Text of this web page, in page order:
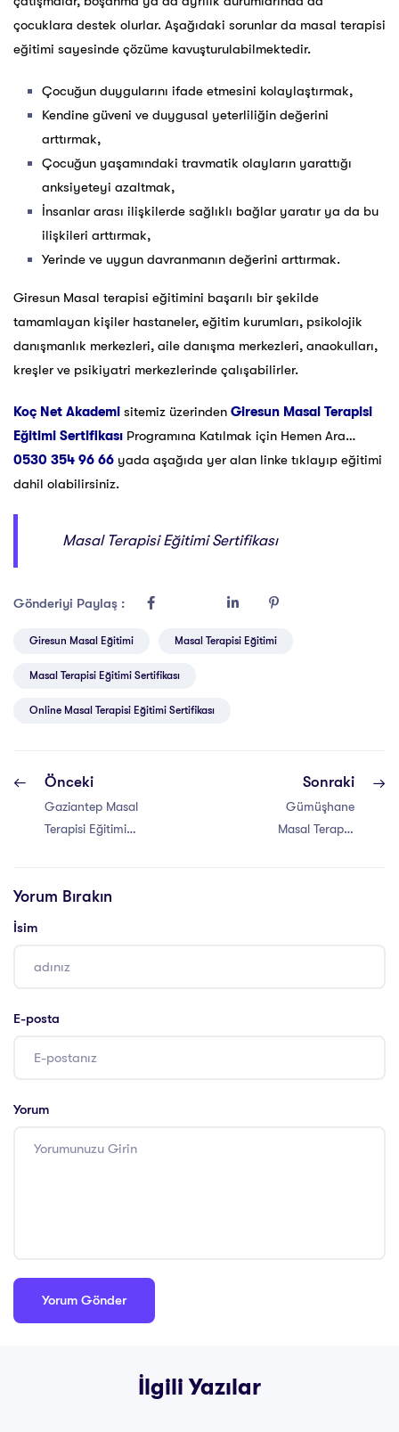
çocuklara destek olurlar. Aşağıdaki sorunlar da masal terapisi
eğitimi sayesinde çözüme kavuşturulabilmektedir.
Çocuğun duygularını ifade etmesini kolaylaştırmak,
Kendine güveni ve duygusal yeterliliğin değerini
arttırmak,
Çocuğun yaşamındaki travmatik olayların yarattığı
anksiyeteyi azaltmak,
İnsanlar arası ilişkilerde sağlıklı bağlar yaratır ya da bu
ilişkileri arttırmak,
Yerinde ve uygun davranmanın değerini arttırmak.
Giresun Masal terapisi eğitimini başarılı bir şekilde
tamamlayan kişiler hastaneler, eğitim kurumları, psikolojik
danışmanlık merkezleri, aile danışma merkezleri, anaokulları,
kreşler ve psikiyatri merkezlerinde çalışabilirler.
Koç Net Akademi sitemiz üzerinden Giresun Masal Terapisi
Eğitimi Sertifikası Programına Katılmak için Hemen Ara…
0530 354 96 66 yada aşağıda yer alan linke tıklayıp eğitimi
dahil olabilirsiniz.
Masal Terapisi Eğitimi Sertifikası
Gönderiyi Paylaş :
Giresun Masal Eğitimi Masal Terapisi Eğitimi
Masal Terapisi Eğitimi Sertifikası
Online Masal Terapisi Eğitimi Sertifikası
Önceki
Gaziantep Masal
Terapisi Eğitimi
Sonraki
Gümüşhane
Masal Terapisi
Yorum Bırakın
İsim
E-posta
Yorum
İlgili Yazılar